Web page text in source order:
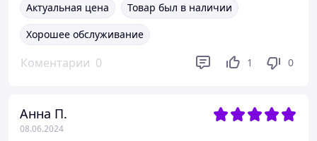
Актуальная цена
Товар был в наличии
Хорошее обслуживание
Коментарии 0 1 0
Анна П.
08.06.2024